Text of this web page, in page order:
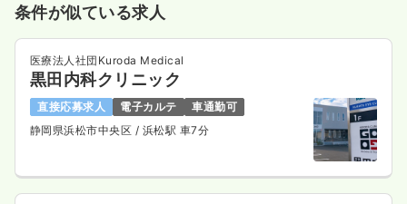
条件が似ている求人
医療法人社団Kuroda Medical
黒田内科クリニック
直接応募求人 電子カルテ
車通勤可
静岡県浜松市中央区 / 浜松駅 車7分